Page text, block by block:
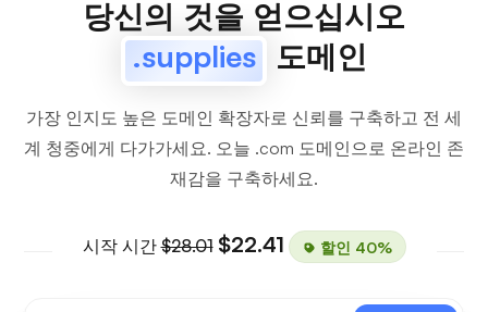
당신의 것을 얻으십시오
.supplies 도메인
가장 인지도 높은 도메인 확장자로 신뢰를 구축하고 전 세
계 청중에게 다가가세요. 오늘 .com 도메인으로 온라인 존
재감을 구축하세요.
시작 시간$28.01 $22.41 할인 40%